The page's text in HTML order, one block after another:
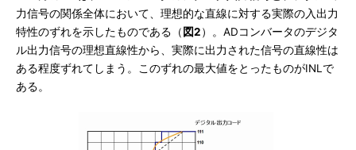
力信号の関係全体において、理想的な直線に対する実際の入出力
特性のずれを示したものである（ 図2）。ADコンバータのデジタ
ル出力信号の理想直線性から、実際に出力された信号の直線性は
ある程度ずれてしまう。このずれの最大値をとったものがINLで
ある。